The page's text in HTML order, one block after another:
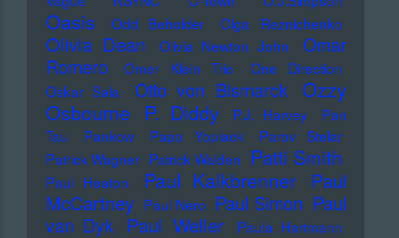
Oasis Odd Beholder Olga Reznichenko
Olivia Dean Olivia Newton John
Omar
Romero
Omer Klein Trio
One Direction
Oskar Sala
Otto von Bismarck Ozzy
Osbourne
P. Diddy P.J. Harvey
Pan
Tau
Pankow Papo Yoplack
Parov Stelar
Patrick Wagner Patrick Walden Patti Smith
Paul Heaton Paul Kalkbrenner
Paul
McCartney Paul Nero Paul Simon Paul
van Dyk Paul Weller Paula Hartmann